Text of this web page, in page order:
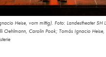
Heise, vorn mittig). Foto: Landestheater
Carolin Pook; Tomás Ignacio